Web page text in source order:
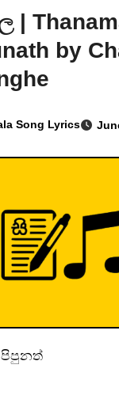
by
Song Lyrics
පිපුනත්